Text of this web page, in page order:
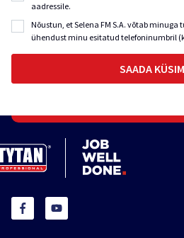
aadressile.
Nõustun, et Selena FM S.A. võtab
ühendust minu esitatud telefoninumbril